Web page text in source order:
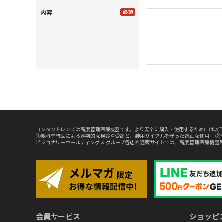
内容
コンタクトレンズは高度管理医療機器です。より安全に購入・使用するためには以
①眼科専門医による定期的な検診や受診と、装用サイクルを守った適正な使用
ビジョナリーホールディングス グループ各店や通販サイトでは、高度管理医療機
会員サービス ショッピ